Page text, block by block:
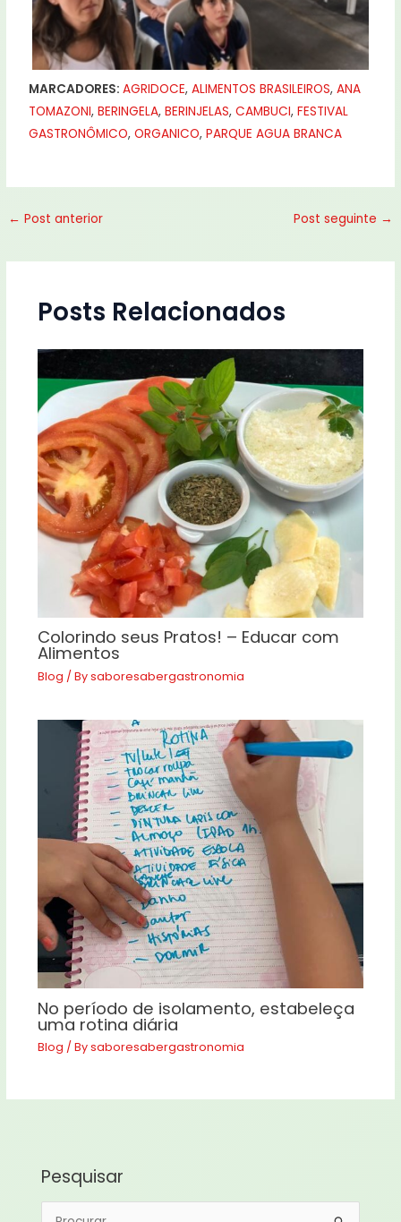
MARCADORES:AGRIDOCE,ALIMENTOS BRASILEIROS,ANA
TOMAZONI,BERINGELA,BERINJELAS,CAMBUCI,FESTIVAL
GASTRONÔMICO,ORGANICO,PARQUE AGUA BRANCA
← Post anterior Post seguinte →
Posts Relacionados
Colorindo seus Pratos! – Educar com
Alimentos
Blog / Bysaboresabergastronomia
No período de isolamento, estabeleça
uma rotina diária
Blog / Bysaboresabergastronomia
Pesquisar